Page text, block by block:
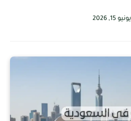
يونيو 15, 2026